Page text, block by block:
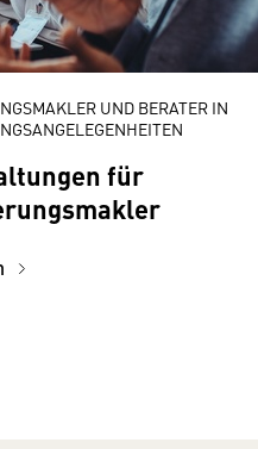
UND BERATER IN
für